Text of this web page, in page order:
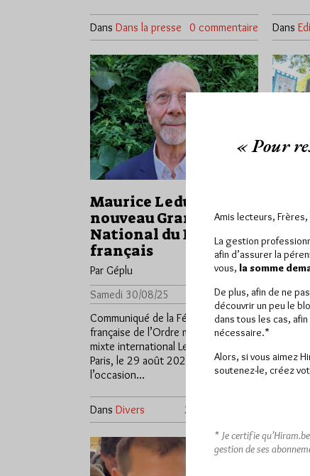
Dans Dans la presse 0 commentaire Dans
Maurice Leduc
nouveau Grand Maître
National du DH
français
Par Géplu
Accès libre
Samedi 30/08/25
Lu 4053 fois
Communiqué de la Fédération
française de l’Ordre maçonnique
mixte international Le Droit Humain
Paris, le 29 août 2025 A
l’occasion…
Dans Divers 2 commentaires
Par
avait
« Pour
Amis lecteurs,
La gestion
afin d’assurer la
vous, la somme
De plus, afin de ne
découvrir un peu le
dans tous les cas,
nécessaire.*
Alors, si vous aimez
soutenez-le, créez
* Je certifie
gestion de ses